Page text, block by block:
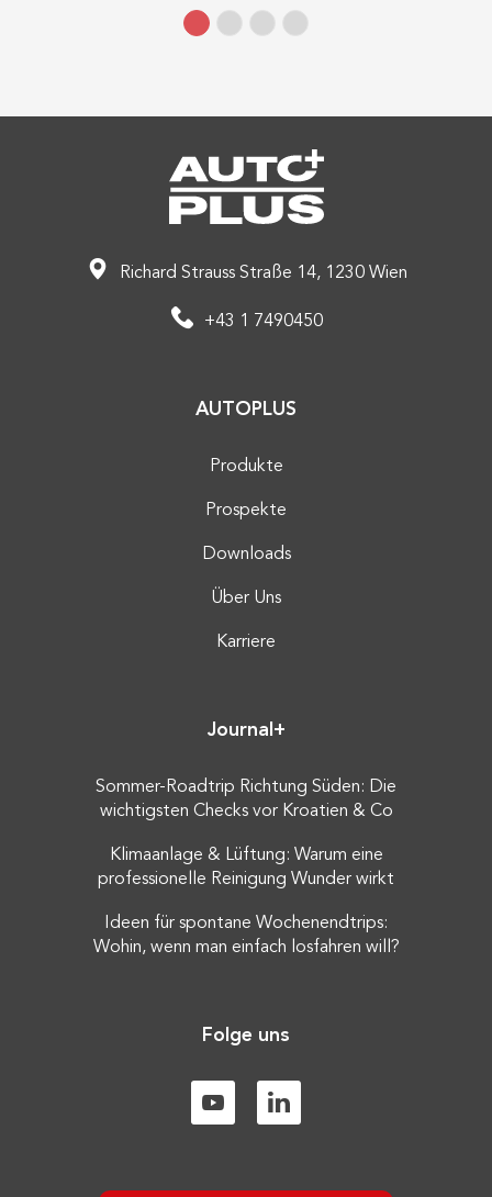
Richard Strauss Straße 14, 1230 Wien
+43 1 7490450
AUTOPLUS
Produkte
Prospekte
Downloads
Über Uns
Karriere
Journal+
Sommer-Roadtrip Richtung Süden: Die
wichtigsten Checks vor Kroatien & Co
Klimaanlage & Lüftung: Warum eine
professionelle Reinigung Wunder wirkt
Ideen für spontane Wochenendtrips:
Wohin, wenn man einfach losfahren will?
Folge uns